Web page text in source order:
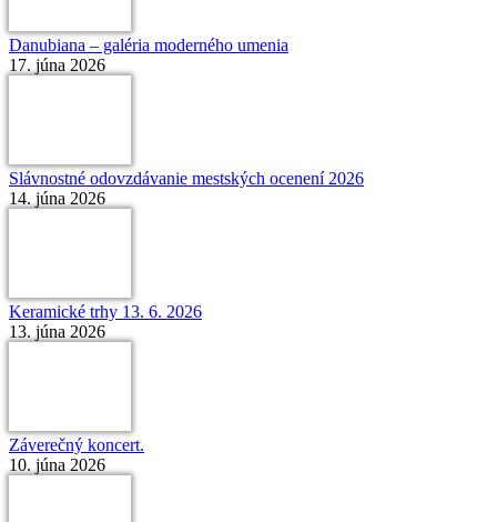
Danubiana – galéria moderného umenia
17. júna 2026
Slávnostné odovzdávanie mestských ocenení 2026
14. júna 2026
Keramické trhy 13. 6. 2026
13. júna 2026
Záverečný koncert.
10. júna 2026